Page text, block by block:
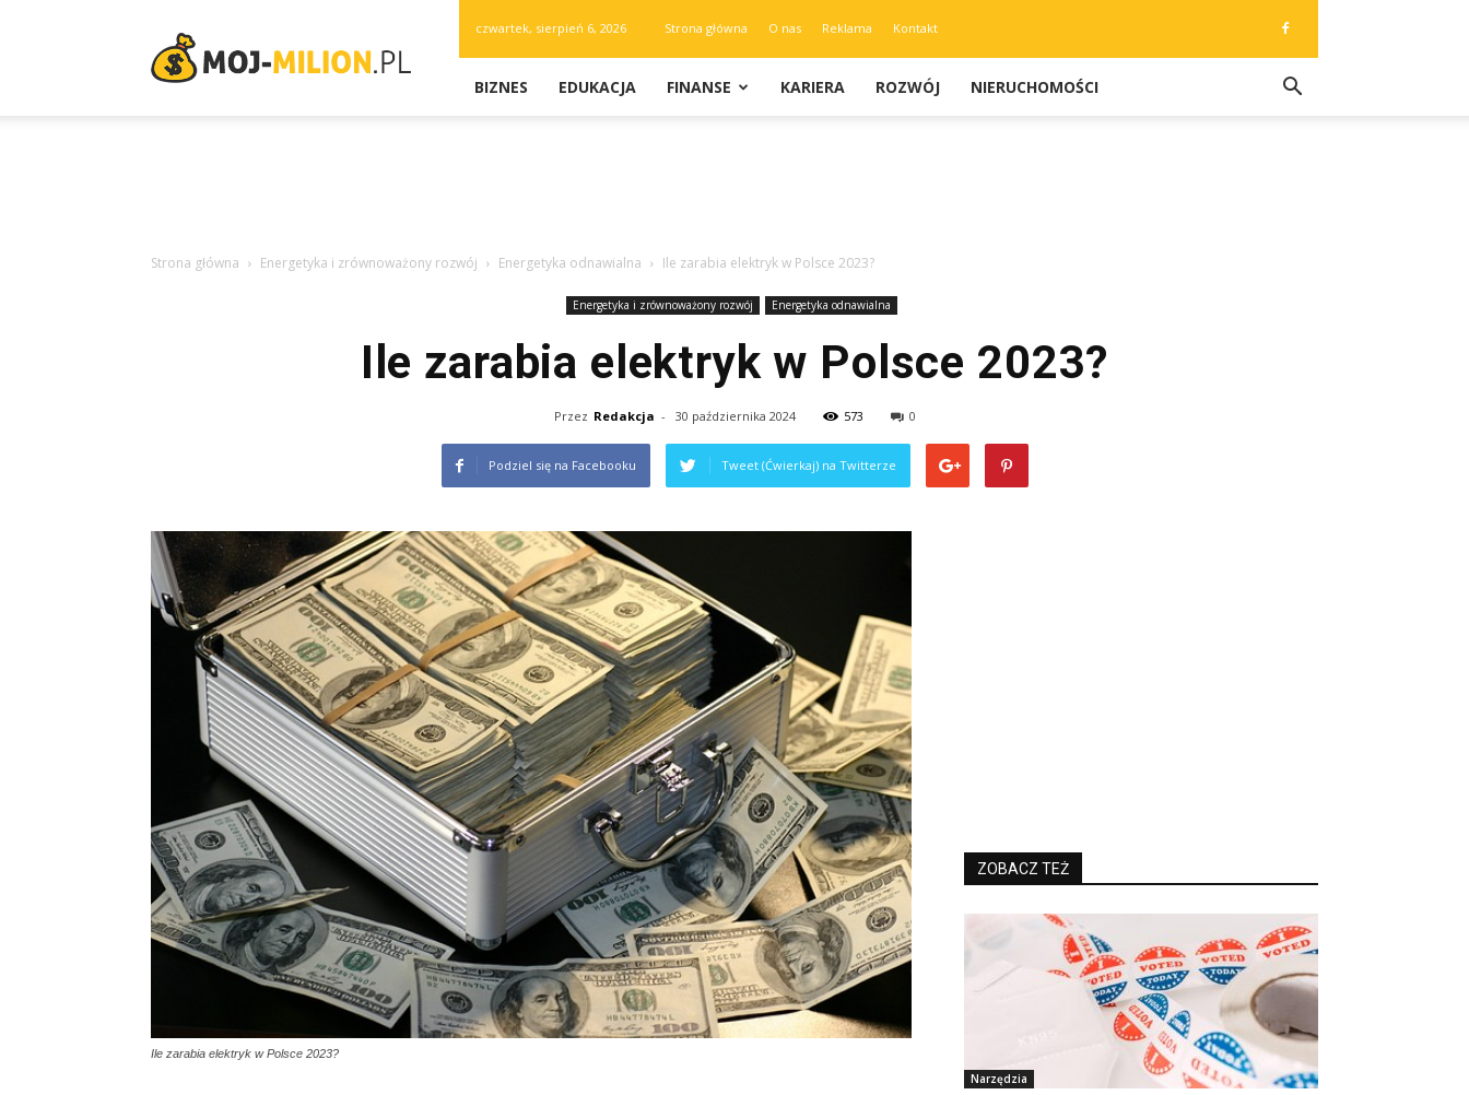
milion.pl
czwartek, sierpień 6, 2026 Strona główna O nas Reklama Kontakt
BIZNES EDUKACJA FINANSE KARIERA ROZWÓJ NIERUCHOMOŚCI
Strona główna Energetyka i zrównoważony rozwój Energetyka odnawialna Ile zarabia elektryk w Polsce 2023?
Energetyka i zrównoważony rozwój Energetyka odnawialna
Ile zarabia elektryk w Polsce 2023?
Przez Redakcja - 30 października 2024 573 0
Podziel się na Facebooku Tweet (Ćwierkaj) na Twitterze
Ile zarabia elektryk w Polsce 2023?
ZOBACZ TEŻ
Narzędzia